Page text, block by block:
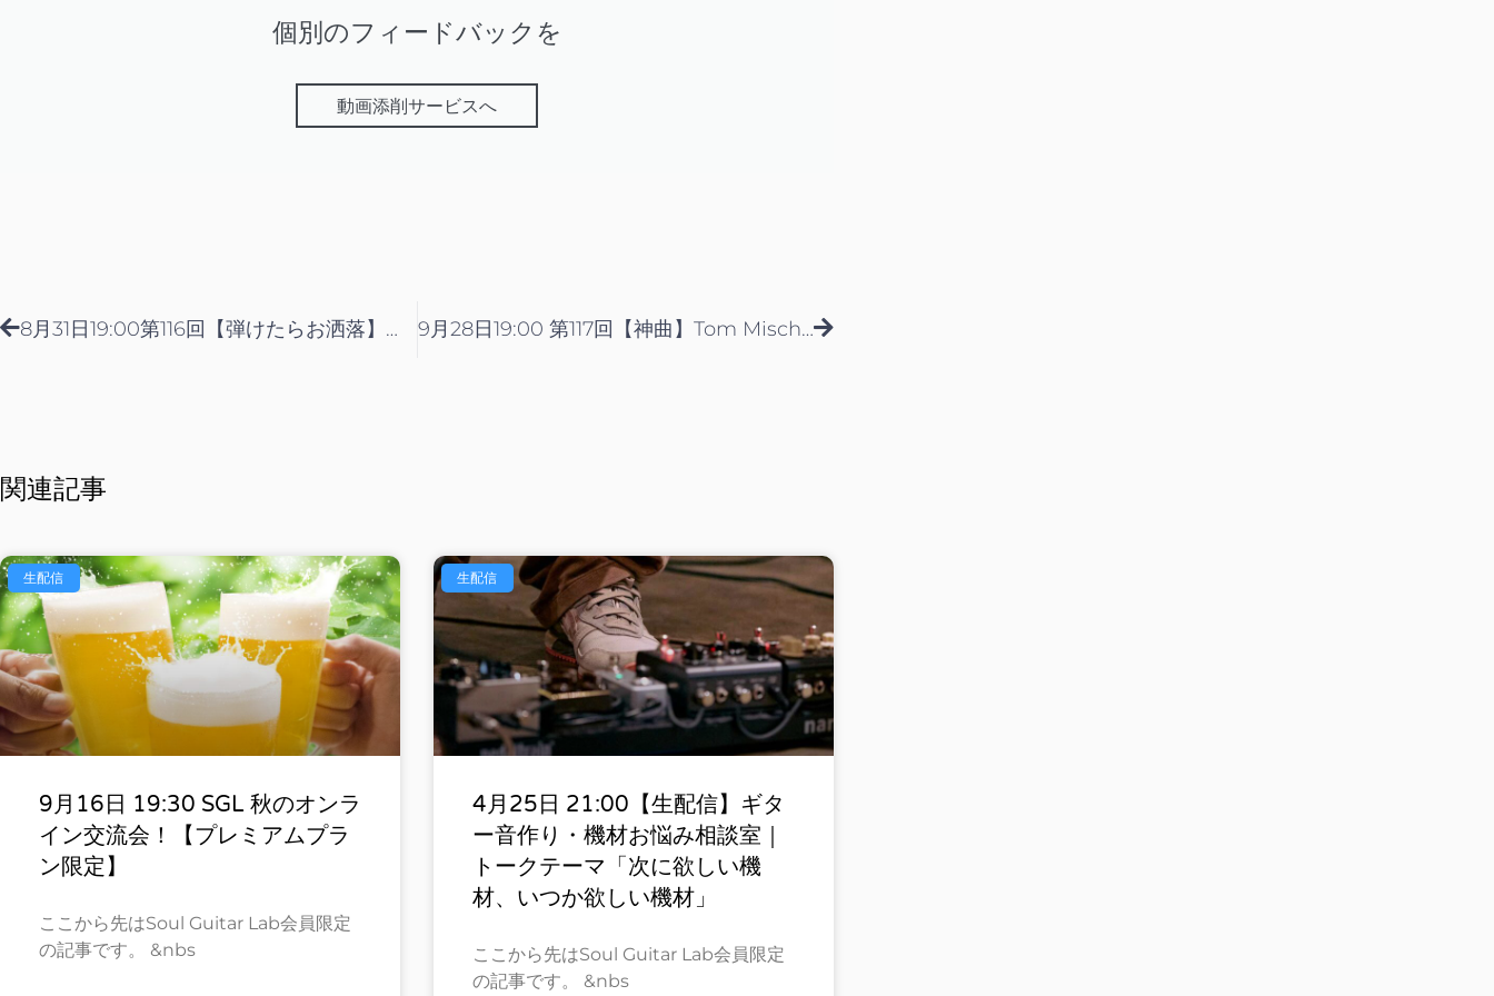
個別のフィードバックを
動画添削サービスへ
8月31日19:00第116回【弾けたらお洒落】ウェス・モンゴメリー、ジョージ・ベンソンを彷彿とさせるオクターブ奏法を使ったフレーズ集！ゲスト：山田元気 9月28日19:00 第117回【神曲】Tom Misch「It Runs Through Me」から学ぶNeo-Soulギターの極意
関連記事
生配信
9月16日 19:30 SGL 秋のオンラ
イン交流会！【プレミアムプラ
ン限定】
ここから先はSoul Guitar Lab会員限定
の記事です。 &nbs
生配信
4月25日 21:00【生配信】ギタ
ー音作り・機材お悩み相談室｜
トークテーマ「次に欲しい機
材、いつか欲しい機材」
ここから先はSoul Guitar Lab会員限定
の記事です。 &nbs